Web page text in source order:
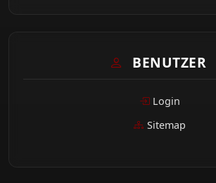
BENUTZER
Login
Sitemap